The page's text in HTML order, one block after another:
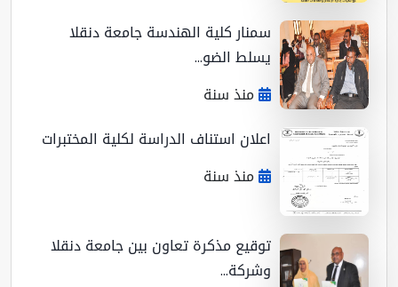
سمنار كلية الهندسة جامعة دنقلا
يسلط الضو...
منذ سنة
اعلان استناف الدراسة لكلية المختبرات
منذ سنة
توقيع مذكرة تعاون بين جامعة دنقلا
وشركة...